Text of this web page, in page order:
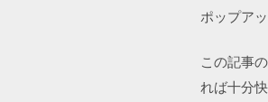
ポップア
この記事
れば十分